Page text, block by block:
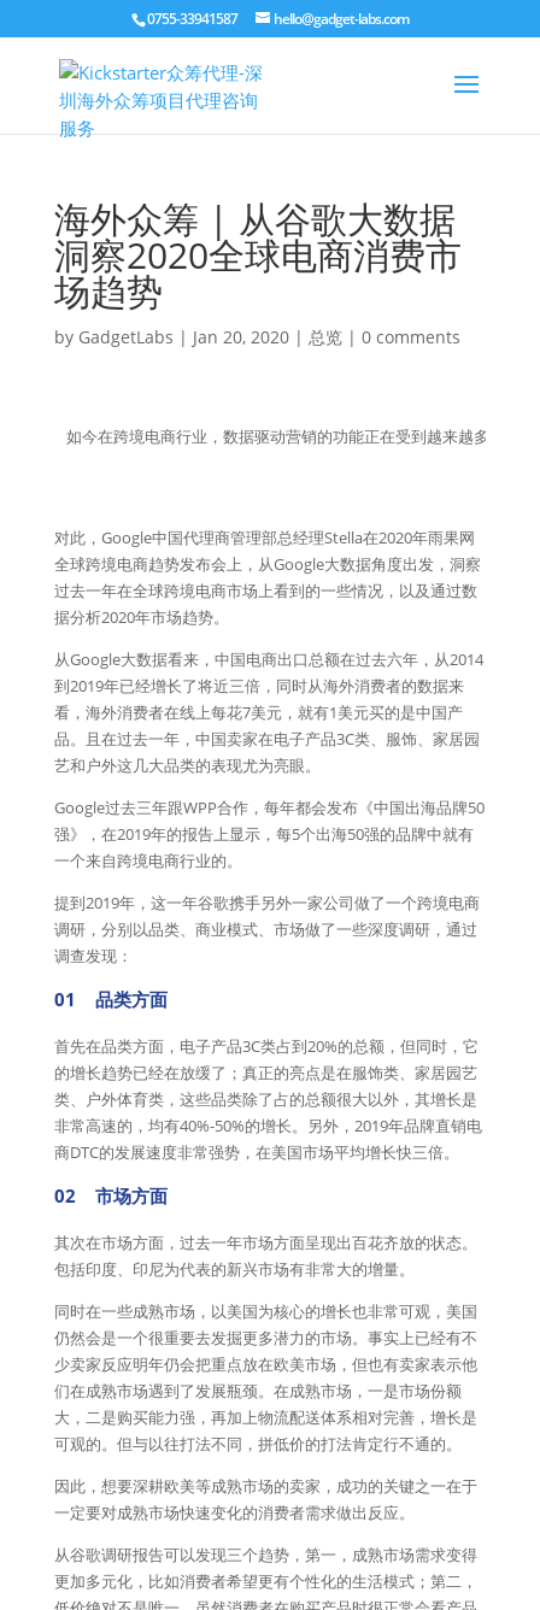
0755-33941587 hello@gadget-labs.com
海外众筹 | 从谷歌大数据
洞察2020全球电商消费市
场趋势
by GadgetLabs | Jan 20, 2020| 总览| 0 comments
如今在跨境电商行业，数据驱动营销的功能正在受到越来越多卖家
对此，Google中国代理商管理部总经理Stella在2020年雨果网
全球跨境电商趋势发布会上，从Google大数据角度出发，洞察
过去一年在全球跨境电商市场上看到的一些情况，以及通过数
据分析2020年市场趋势。
从Google大数据看来，中国电商出口总额在过去六年，从2014
到2019年已经增长了将近三倍，同时从海外消费者的数据来
看，海外消费者在线上每花7美元，就有1美元买的是中国产
品。且在过去一年，中国卖家在电子产品3C类、服饰、家居园
艺和户外这几大品类的表现尤为亮眼。
Google过去三年跟WPP合作，每年都会发布《中国出海品牌50
强》，在2019年的报告上显示，每5个出海50强的品牌中就有
一个来自跨境电商行业的。
提到2019年，这一年谷歌携手另外一家公司做了一个跨境电商
调研，分别以品类、商业模式、市场做了一些深度调研，通过
调查发现：
01 品类方面
首先在品类方面，电子产品3C类占到20%的总额，但同时，它
的增长趋势已经在放缓了；真正的亮点是在服饰类、家居园艺
类、户外体育类，这些品类除了占的总额很大以外，其增长是
非常高速的，均有40%-50%的增长。另外，2019年品牌直销电
商DTC的发展速度非常强势，在美国市场平均增长快三倍。
02 市场方面
其次在市场方面，过去一年市场方面呈现出百花齐放的状态。
包括印度、印尼为代表的新兴市场有非常大的增量。
同时在一些成熟市场，以美国为核心的增长也非常可观，美国
仍然会是一个很重要去发掘更多潜力的市场。事实上已经有不
少卖家反应明年仍会把重点放在欧美市场，但也有卖家表示他
们在成熟市场遇到了发展瓶颈。在成熟市场，一是市场份额
大，二是购买能力强，再加上物流配送体系相对完善，增长是
可观的。但与以往打法不同，拼低价的打法肯定行不通的。
因此，想要深耕欧美等成熟市场的卖家，成功的关键之一在于
一定要对成熟市场快速变化的消费者需求做出反应。
从谷歌调研报告可以发现三个趋势，第一，成熟市场需求变得
更加多元化，比如消费者希望更有个性化的生活模式；第二，